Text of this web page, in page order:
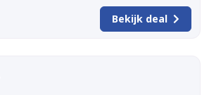
Bekijk deal